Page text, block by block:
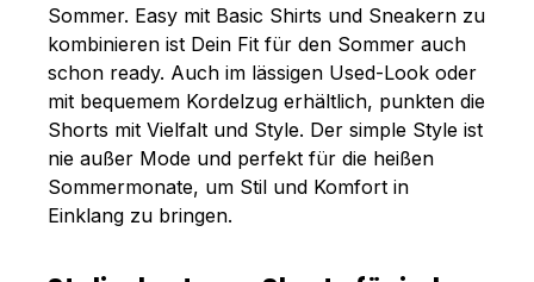
Sommer. Easy mit Basic Shirts und Sneakern zu
kombinieren ist Dein Fit für den Sommer auch
schon ready. Auch im lässigen Used-Look oder
mit bequemem Kordelzug erhältlich, punkten die
Shorts mit Vielfalt und Style. Der simple Style ist
nie außer Mode und perfekt für die heißen
Sommermonate, um Stil und Komfort in
Einklang zu bringen.